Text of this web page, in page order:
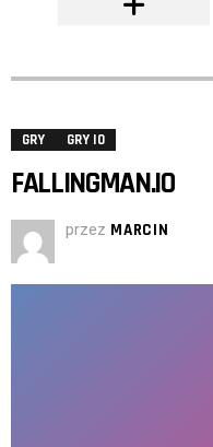
GRY GRY IO
FALLINGMAN.IO
przez MARCIN